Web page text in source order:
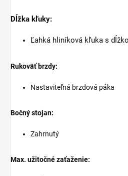
Dĺžka kľuky:
Ľahká hliníková kľuka s
Rukoväť brzdy:
Nastaviteľná brzdová páka
Bočný stojan:
Zahrnutý
Max. užitočné zaťaženie: